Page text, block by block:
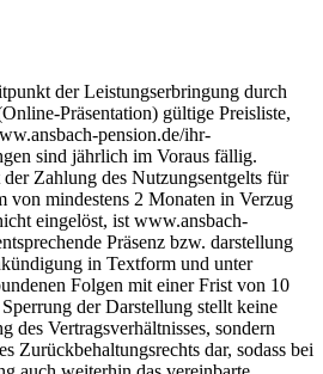
der Leistungserbringung durch
Präsentation) gültige Preisliste,
pension.de/ihr-
sind jährlich im Voraus fällig.
Zahlung des Nutzungsentgelts für
von mindestens 2 Monaten in Verzug
eingelöst, ist www.ansbach-
Präsenz bzw. darstellung
in Textform und unter
Folgen mit einer Frist von 10
der Darstellung stellt keine
des Vertragsverhältnisses, sondern
Zurückbehaltungsrechts dar, sodass bei